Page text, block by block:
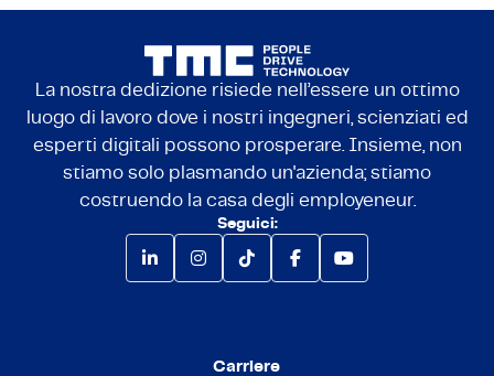
La nostra dedizione risiede nell’essere un ottimo
luogo di lavoro dove i nostri ingegneri, scienziati ed
esperti digitali possono prosperare. Insieme, non
stiamo solo plasmando un'azienda; stiamo
costruendo la casa degli employeneur.
Seguici:
Carriere